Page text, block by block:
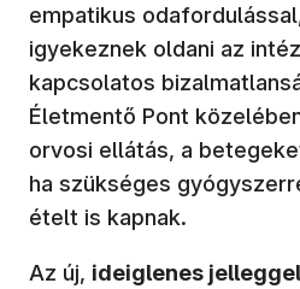
empatikus
igyekeznek oldani az
kapcsolatos
Életmentő Pont
orvosi ellátás, a
ha szükséges
ételt is kapnak.
Az új, ideiglenes